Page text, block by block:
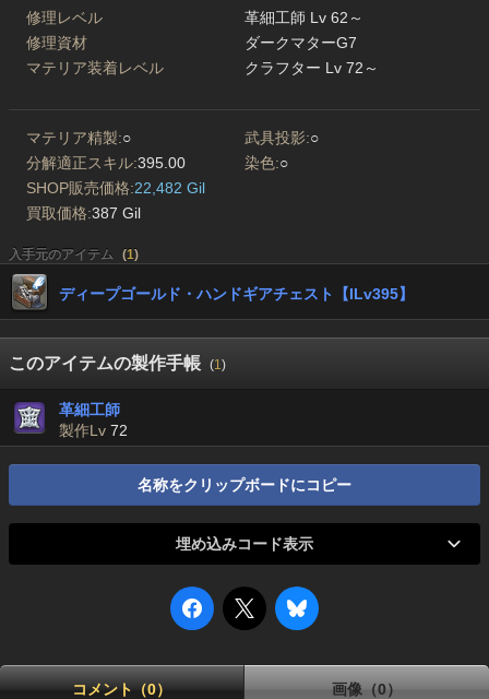
修理レベル
革細工師 Lv 62～
修理資材
ダークマターG7
マテリア装着レベル
クラフター Lv 72～
マテリア精製:○ 武具投影:○
分解適正スキル:395.00 染色:○
SHOP販売価格:22,482 Gil
買取価格:387 Gil
入手元のアイテム (1)
ディープゴールド・ハンドギアチェスト【ILv395】
このアイテムの製作手帳 (1)
革細工師
製作Lv 72
名称をクリップボードにコピー
埋め込みコード表示
コメント（0） 画像（0）